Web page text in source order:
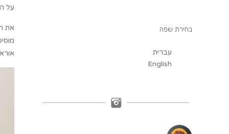
על
את
בחירת שפה
עברית
English